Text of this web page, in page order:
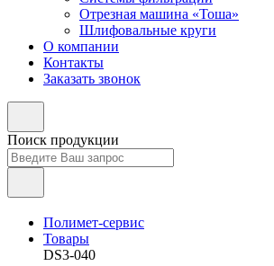
Отрезная машина «Тоша»
Шлифовальные круги
О компании
Контакты
Заказать звонок
Поиск продукции
Полимет-сервис
Товары
DS3-040